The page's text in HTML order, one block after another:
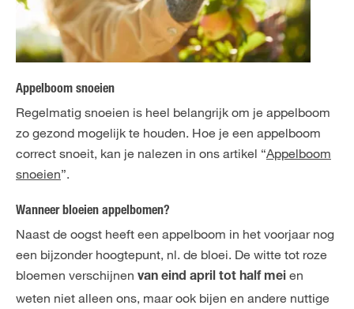
Appelboom snoeien
Regelmatig snoeien is heel belangrijk om je appelboom
zo gezond mogelijk te houden. Hoe je een appelboom
correct snoeit, kan je nalezen in ons artikel “Appelboom
snoeien”.
Wanneer bloeien appelbomen?
Naast de oogst heeft een appelboom in het voorjaar nog
een bijzonder hoogtepunt, nl. de bloei. De witte tot roze
bloemen verschijnen van eind april tot half mei en
weten niet alleen ons, maar ook bijen en andere nuttige